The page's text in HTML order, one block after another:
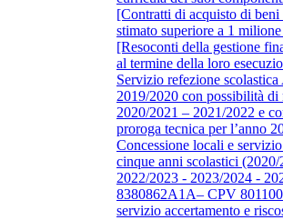
[Contratti di acquisto di
stimato superiore a 1
[Resoconti della gestione
al termine della loro
Servizio refezione
2019/2020 con possibilità
2020/2021 – 2021/2022 e
proroga tecnica per l’anno
Concessione locali e
cinque anni scolastici
2022/2023 - 2023/2024 -
8380862A1A– CPV
servizio accertamento e